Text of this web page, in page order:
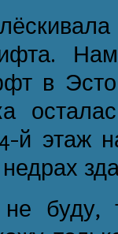
в
й этаж
буду,